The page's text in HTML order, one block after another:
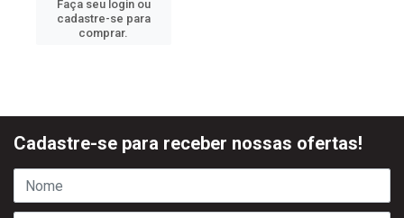
Faça seu login ou
cadastre-se para
comprar.
Cadastre-se para receber nossas ofertas!